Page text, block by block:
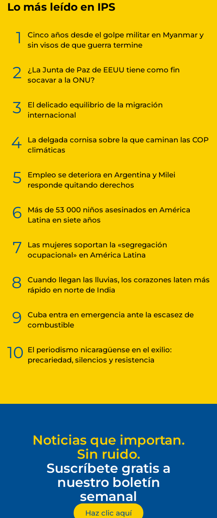
Lo más leído en IPS
1
Cinco años desde el golpe militar en Myanmar y
sin visos de que guerra termine
2
¿La Junta de Paz de EEUU tiene como fin
socavar a la ONU?
3
El delicado equilibrio de la migración
internacional
4
La delgada cornisa sobre la que caminan las COP
climáticas
5
Empleo se deteriora en Argentina y Milei
responde quitando derechos
6
Más de 53 000 niños asesinados en América
Latina en siete años
7
Las mujeres soportan la «segregación
ocupacional» en América Latina
8
Cuando llegan las lluvias, los corazones laten más
rápido en norte de India
9
Cuba entra en emergencia ante la escasez de
combustible
10 El periodismo nicaragüense en el exilio:
precariedad, silencios y resistencia
Noticias que importan.
Sin ruido.
Suscríbete gratis a
nuestro boletín
semanal
Haz clic aquí